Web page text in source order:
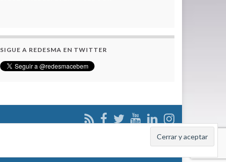
SIGUE A REDESMA EN TWITTER